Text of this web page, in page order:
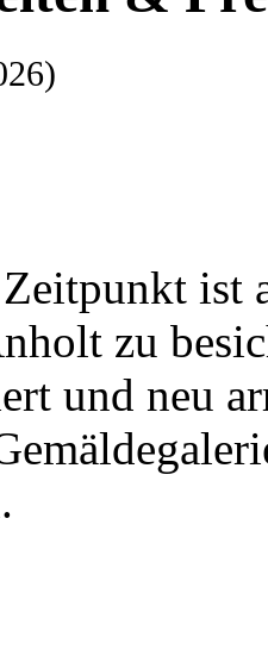
ist
zu
und neu